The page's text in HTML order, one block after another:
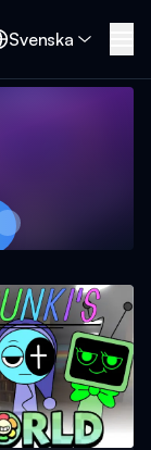
Svenska